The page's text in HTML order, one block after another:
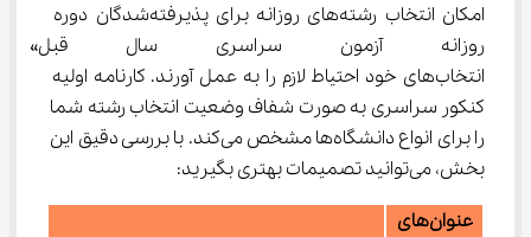
امکان انتخاب رشته‌های روزانه برای پذیرفته‌شدگان دوره
روزانه آزمون سراسری سال
انتخاب‌های خود احتیاط لازم را به عمل آورند. کارنامه اولیه
کنکور سراسری به صورت شفاف وضعیت انتخاب رشته شما
را برای انواع دانشگاه‌ها مشخص می‌کند. با بررسی دقیق این
بخش، می‌توانید تصمیمات بهتری بگیرید:
عنوان‌های